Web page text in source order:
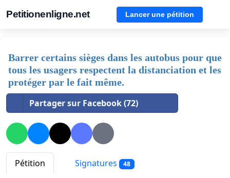
Petitionenligne.net Lancer une pétition
Barrer certains sièges dans les autobus pour que
tous les usagers respectent la distanciation et les
protéger par le fait même.
Partager sur Facebook (72)
Pétition Signatures 48